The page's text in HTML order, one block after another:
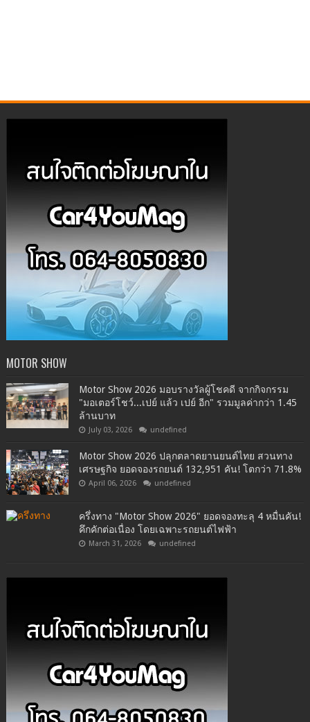
MOTOR SHOW
Motor Show 2026 มอบรางวัลผู้โชคดี จากกิจกรรม
"มอเตอร์โชว์...เปย์ แล้ว เปย์ อีก" รวมมูลค่ากว่า 1.45
ล้านบาท
July 03, 2026 undefined
Motor Show 2026 ปลุกตลาดยานยนต์ไทย สวนทาง
เศรษฐกิจ ยอดจองรถยนต์ 132,951 คัน! โตกว่า 71.8%
April 06, 2026 undefined
ครึ่งทาง "Motor Show 2026" ยอดจองทะลุ 4 หมื่นคัน!
คึกคักต่อเนื่อง โดยเฉพาะรถยนต์ไฟฟ้า
March 31, 2026 undefined